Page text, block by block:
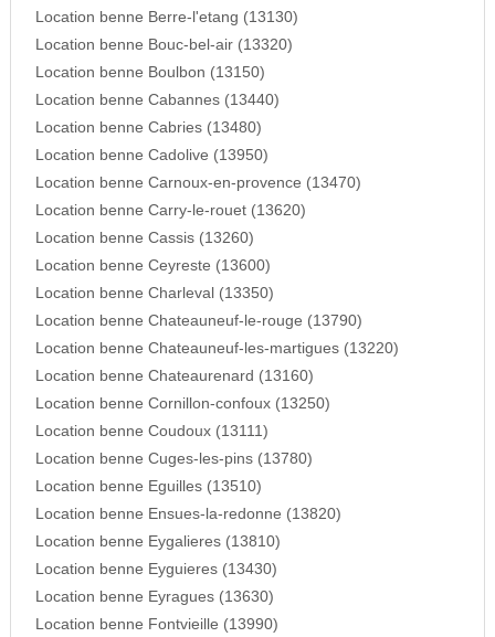
Location benne Berre-l'etang (13130)
Location benne Bouc-bel-air (13320)
Location benne Boulbon (13150)
Location benne Cabannes (13440)
Location benne Cabries (13480)
Location benne Cadolive (13950)
Location benne Carnoux-en-provence (13470)
Location benne Carry-le-rouet (13620)
Location benne Cassis (13260)
Location benne Ceyreste (13600)
Location benne Charleval (13350)
Location benne Chateauneuf-le-rouge (13790)
Location benne Chateauneuf-les-martigues (13220)
Location benne Chateaurenard (13160)
Location benne Cornillon-confoux (13250)
Location benne Coudoux (13111)
Location benne Cuges-les-pins (13780)
Location benne Eguilles (13510)
Location benne Ensues-la-redonne (13820)
Location benne Eygalieres (13810)
Location benne Eyguieres (13430)
Location benne Eyragues (13630)
Location benne Fontvieille (13990)